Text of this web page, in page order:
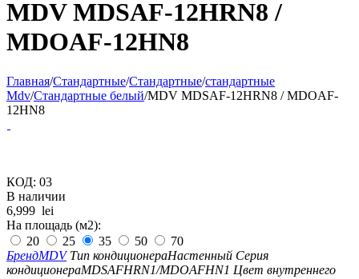
MDV MDSAF-12HRN8 /
MDOAF-12HN8
Главная/Стандартные/Стандартные/стандартные
Mdv/Стандартные белый/MDV MDSAF-12HRN8 / MDOAF-
12HN8
КОД: 03
В наличии
6,999 lei
На площадь (м2):
20
25 35 50
70
БрендMDV Тип кондиционераНастенный Серия
кондиционераMDSAFHRN1/MDOAFHN1 Цвет внутреннего